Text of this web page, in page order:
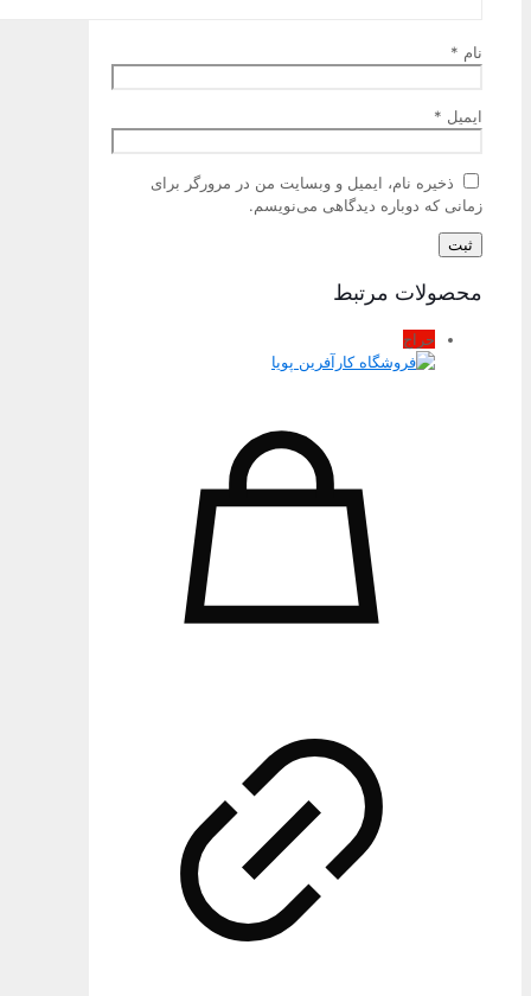
نام*
ایمیل *
ذخیره نام، ایمیل و وبسایت من در مرورگر برای
زمانی که دوباره دیدگاهی می‌نویسم.
محصولات مرتبط
حراج